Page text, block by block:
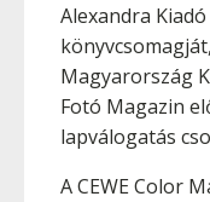
Alexandra
Magyarország
Fotó Magazin
lapválogatás
A CEWE Color